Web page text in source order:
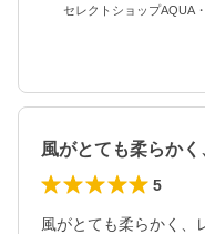
セレクトショップAQUA
5
風がとても柔らかく、